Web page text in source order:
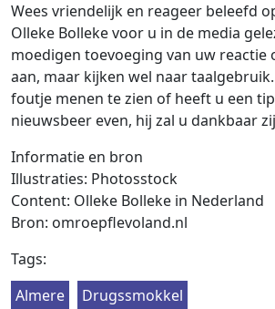
Wees vriendelijk en reageer beleefd
Olleke Bolleke voor u in de media
moedigen toevoeging van uw reactie
aan, maar kijken wel naar
foutje menen te zien of heeft u een
nieuwsbeer even, hij zal u dankbaar
Informatie en bron
Illustraties: Photosstock
Content: Olleke Bolleke in Nederland
Bron: omroepflevoland.nl
Tags:
Almere
Drugssmokkel